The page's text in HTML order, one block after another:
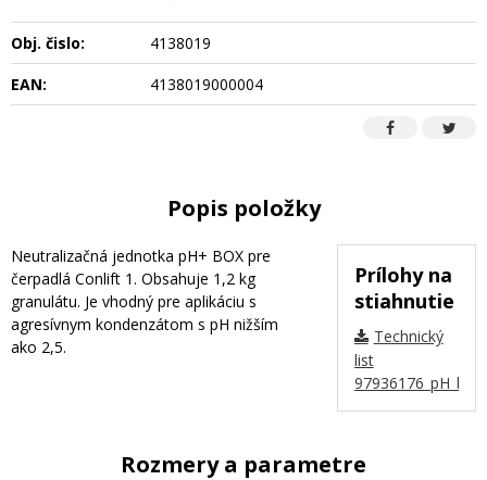
Obj. čislo:
4138019
EAN:
4138019000004
Popis položky
Prílohy na
stiahnutie
Technický
list
Neutralizačná jednotka pH+ BOX pre
čerpadlá Conlift 1. Obsahuje 1,2 kg
granulátu. Je vhodný pre aplikáciu s
agresívnym kondenzátom s pH nižším
ako 2,5.
Rozmery a parametre